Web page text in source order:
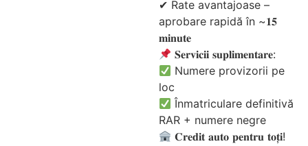
✔ Rate avantajoase –
aprobare rapidă în ~𝟏𝟓
𝐦𝐢𝐧𝐮𝐭𝐞
𝐒𝐞𝐫𝐯𝐢𝐜𝐢𝐢 𝐬𝐮𝐩𝐥𝐢𝐦𝐞𝐧𝐭𝐚𝐫𝐞:
Numere provizorii pe
loc
Înmatriculare definitivă
RAR + numere negre
𝐂𝐫𝐞𝐝𝐢𝐭 𝐚𝐮𝐭𝐨 𝐩𝐞𝐧𝐭𝐫𝐮 𝐭𝐨𝐭̦𝐢!